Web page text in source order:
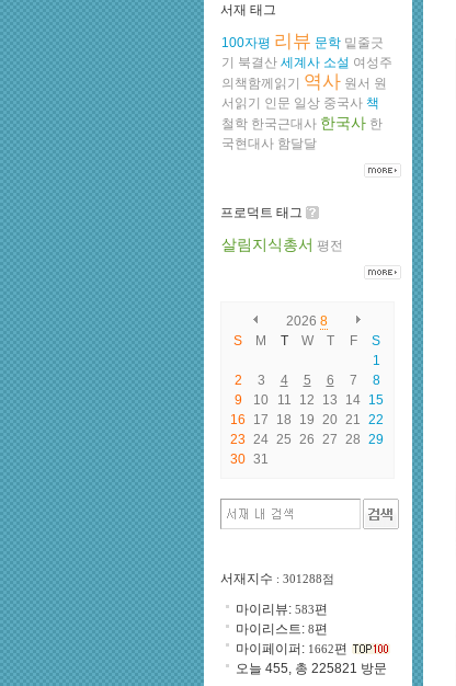
서재 태그
100자평 리뷰 문학 밑줄긋
기 북결산 세계사 소설 여성주
의책함께읽기 역사 원서 원
서읽기 인문 일상 중국사 책
철학 한국근대사 한국사 한
국현대사 함달달
프로덕트 태그
살림지식총서 평전
2026 8
S
M T W T F
S
1
2
3 4 5 6 7
8
9
10 11 12 13 14 15
16
17 18 19 20 21
22
23 24 25 26 27 28 29
30 31
서재지수 : 301288점
마이리뷰: 583편
마이리스트: 8편
마이페이퍼: 1662편
오늘 455, 총 225821 방문